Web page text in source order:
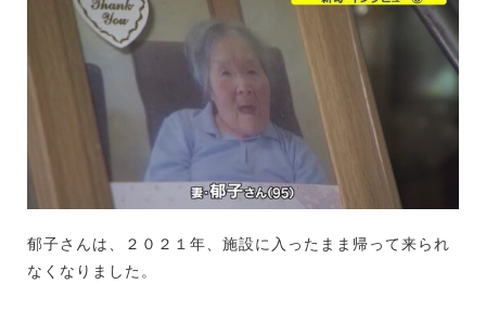
郁子さんは、２０２１年、施設に入ったまま帰って来られ
なくなりました。